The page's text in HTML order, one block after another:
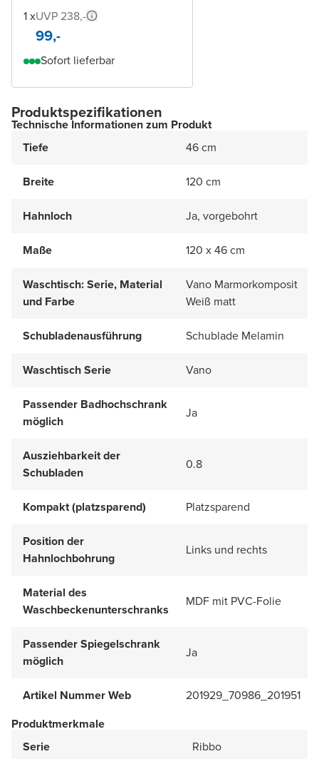
1 xUVP 238,-
99,-
Sofort lieferbar
Produktspezifikationen
Technische Informationen zum Produkt
Tiefe
46 cm
Breite 120 cm
Hahnloch Ja, vorgebohrt
Maße 120 x 46 cm
Waschtisch: Serie, Material
und Farbe
Vano Marmorkomposit
Weiß matt
Schubladenausführung Schublade Melamin
Waschtisch Serie Vano
Passender Badhochschrank
möglich
Ja
Ausziehbarkeit der
Schubladen
0.8
Kompakt (platzsparend) Platzsparend
Position der
Hahnlochbohrung
Links und rechts
Material des
Waschbeckenunterschranks
MDF mit PVC-Folie
Passender Spiegelschrank
möglich
Ja
Artikel Nummer Web
201929_70986_201951
Produktmerkmale
Serie
Ribbo